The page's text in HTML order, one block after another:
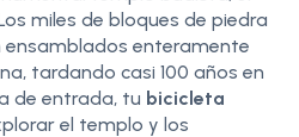
miles de bloques de piedra
enteramente
tardando casi 100 años en
de entrada, tu bicicleta
el templo y los